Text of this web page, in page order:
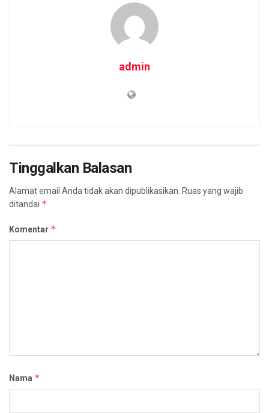
admin
Tinggalkan Balasan
Alamat email Anda tidak akan dipublikasikan. Ruas yang wajib
ditandai *
Komentar *
Nama *